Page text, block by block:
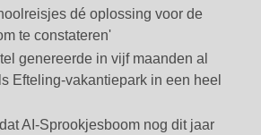
dé oplossing voor de
te constateren'
genereerde in vijf maanden al
Efteling-vakantiepark in een heel
AI-Sprookjesboom nog dit jaar